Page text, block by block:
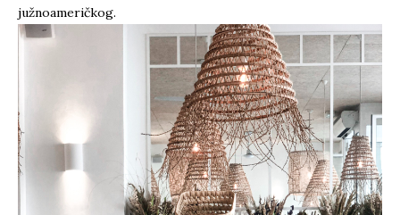
južnoameričkog.